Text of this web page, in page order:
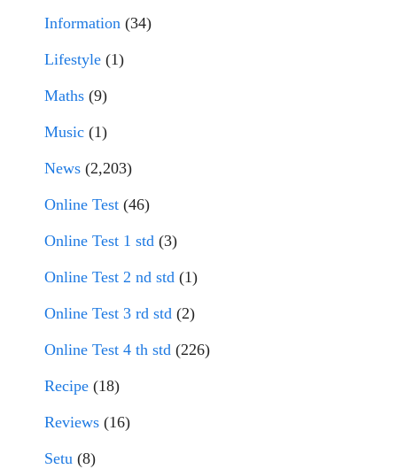
Information (34)
Lifestyle (1)
Maths (9)
Music (1)
News (2,203)
Online Test (46)
Online Test 1 std (3)
Online Test 2 nd std (1)
Online Test 3 rd std (2)
Online Test 4 th std (226)
Recipe (18)
Reviews (16)
Setu (8)